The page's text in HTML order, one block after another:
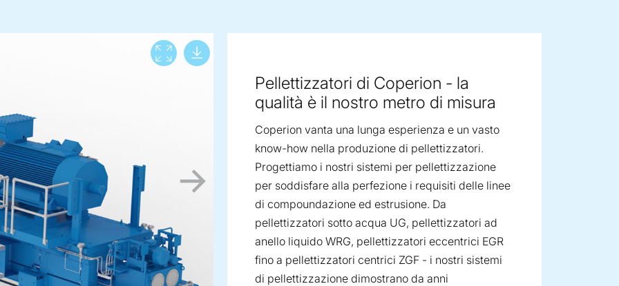
View full screen
Pellettizzatori di Coperion - la
qualità è il nostro metro di misura
Coperion vanta una lunga esperienza e un vasto
know-how nella produzione di pellettizzatori.
Progettiamo i nostri sistemi per pellettizzazione
per soddisfare alla perfezione i requisiti delle linee
di compoundazione ed estrusione. Da
pellettizzatori sotto acqua UG, pellettizzatori ad
anello liquido WRG, pellettizzatori eccentrici EGR
fino a pellettizzatori centrici ZGF - i nostri sistemi
di pellettizzazione dimostrano da anni